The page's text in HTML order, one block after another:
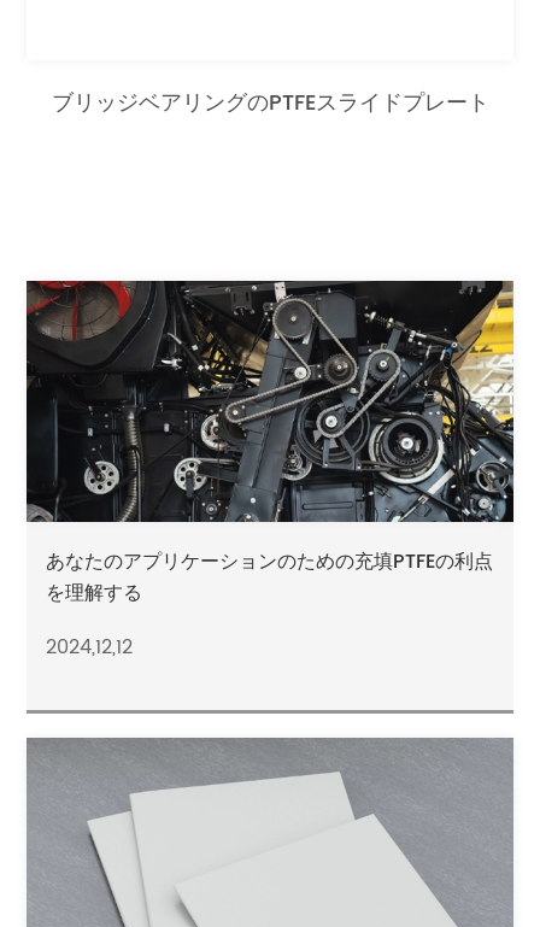
ブリッジベアリングのPTFEスライドプレート
あなたのアプリケーションのための充填PTFEの利点
を理解する
2024,12,12